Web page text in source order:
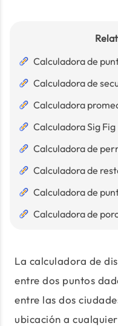
Calculadora de
Calculadora de
Calculadora
Calculadora Sig Fig
Calculadora de
Calculadora de
Calculadora de
Calculadora de
La calculadora de
entre dos puntos
entre las dos
ubicación a